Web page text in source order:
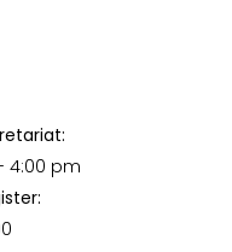
4:00 pm